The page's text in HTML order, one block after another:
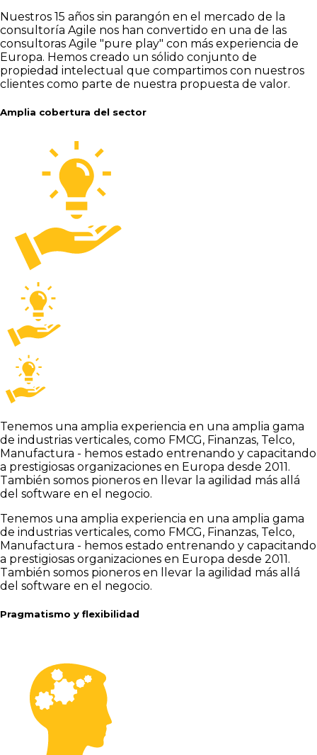
Nuestros 15 años sin parangón en el mercado de la
consultoría Agile nos han convertido en una de las
consultoras Agile "pure play" con más experiencia de
Europa. Hemos creado un sólido conjunto de
propiedad intelectual que compartimos con nuestros
clientes como parte de nuestra propuesta de valor.
Amplia cobertura del sector
Tenemos una amplia experiencia en una amplia gama
de industrias verticales, como FMCG, Finanzas, Telco,
Manufactura - hemos estado entrenando y capacitando
a prestigiosas organizaciones en Europa desde 2011.
También somos pioneros en llevar la agilidad más allá
del software en el negocio.
Tenemos una amplia experiencia en una amplia gama
de industrias verticales, como FMCG, Finanzas, Telco,
Manufactura - hemos estado entrenando y capacitando
a prestigiosas organizaciones en Europa desde 2011.
También somos pioneros en llevar la agilidad más allá
del software en el negocio.
Pragmatismo y flexibilidad